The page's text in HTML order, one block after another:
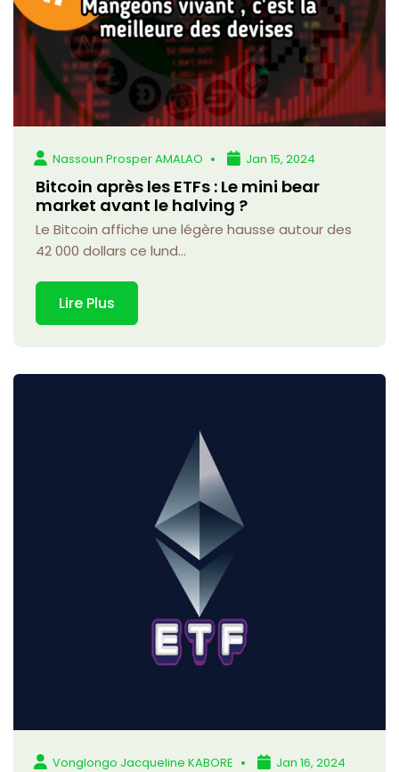
Nassoun Prosper AMALAO Jan 15, 2024
Bitcoin après les ETFs : Le mini bear
market avant le halving ?
Le Bitcoin affiche une légère hausse autour des
42 000 dollars ce lund...
Lire Plus
Vonglongo Jacqueline KABORE Jan 16, 2024